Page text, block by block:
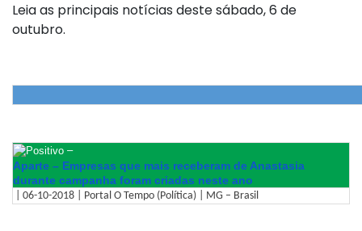
Leia as principais notícias deste sábado, 6 de
outubro.
–
Aparte – Empresas que mais receberam de Anastasia
durante campanha foram criadas neste ano
| 06-10-2018 | Portal O Tempo (Política) | MG – Brasil